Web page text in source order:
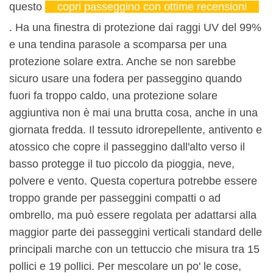
questo
copri passeggino con ottime recensioni
. Ha una finestra di protezione dai raggi UV del 99%
e una tendina parasole a scomparsa per una
protezione solare extra. Anche se non sarebbe
sicuro usare una fodera per passeggino quando
fuori fa troppo caldo, una protezione solare
aggiuntiva non è mai una brutta cosa, anche in una
giornata fredda. Il tessuto idrorepellente, antivento e
atossico che copre il passeggino dall'alto verso il
basso protegge il tuo piccolo da pioggia, neve,
polvere e vento. Questa copertura potrebbe essere
troppo grande per passeggini compatti o ad
ombrello, ma può essere regolata per adattarsi alla
maggior parte dei passeggini verticali standard delle
principali marche con un tettuccio che misura tra 15
pollici e 19 pollici. Per mescolare un po' le cose,